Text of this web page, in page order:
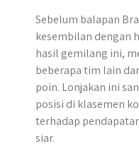
Sebelum balapan
kesembilan dengan
hasil gemilang ini,
beberapa tim lain
poin. Lonjakan ini
posisi di klasemen
terhadap
siar.